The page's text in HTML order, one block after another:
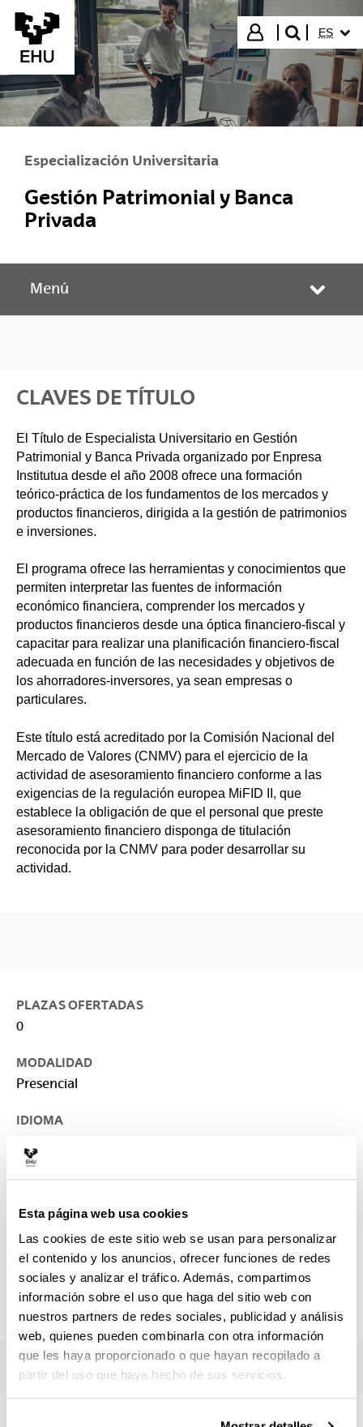
Esta página web usa cookies
Las cookies de este sitio web se usan para personalizar
el contenido y los anuncios, ofrecer funciones de redes
sociales y analizar el tráfico. Además, compartimos
información sobre el uso que haga del sitio web con
nuestros partners de redes sociales, publicidad y análisis
web, quienes pueden combinarla con otra información
que les haya proporcionado o que hayan recopilado a
partir del uso que haya hecho de sus servicios.
Saltar al contenido principal
Iniciar sesión
buscar"
ES
Especialización Universitaria
Gestión Patrimonial y Banca
Privada
Menú
CLAVES DE TÍTULO
El Título de Especialista Universitario en Gestión
Patrimonial y Banca Privada organizado por Enpresa
Institutua desde el año 2008 ofrece una formación
teórico-práctica de los fundamentos de los mercados y
productos financieros, dirigida a la gestión de patrimonios
e inversiones.
El programa ofrece las herramientas y conocimientos que
permiten interpretar las fuentes de información
económico financiera, comprender los mercados y
productos financieros desde una óptica financiero-fiscal y
capacitar para realizar una planificación financiero-fiscal
adecuada en función de las necesidades y objetivos de
los ahorradores-inversores, ya sean empresas o
particulares.
Este título está acreditado por la Comisión Nacional del
Mercado de Valores (CNMV) para el ejercicio de la
actividad de asesoramiento financiero conforme a las
exigencias de la regulación europea MiFID II, que
establece la obligación de que el personal que preste
asesoramiento financiero disponga de titulación
reconocida por la CNMV para poder desarrollar su
actividad.
PLAZAS OFERTADAS
0
MODALIDAD
Presencial
IDIOMA
Nº CRÉDITOS
0 Créditos ECTS
PRECIO ORIENTATIVO
0 €
LUGAR DE IMPARTICIÓN
RESPONSABLE
4 RAZONES PARA ELEGIR ESTE